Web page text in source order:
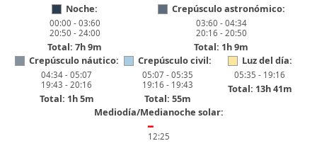
Noche:
00:00 - 03:60
20:50 - 24:00
Total: 7h 9m
Crepúsculo astronómico:
03:60 - 04:34
20:16 - 20:50
Total: 1h 9m
Crepúsculo náutico:
04:34 - 05:07
19:43 - 20:16
Total: 1h 5m
Crepúsculo civil:
05:07 - 05:35
19:16 - 19:43
Total: 55m
Luz del día:
05:35 - 19:16
Total: 13h 41m
Mediodía/Medianoche solar:
━
12:25